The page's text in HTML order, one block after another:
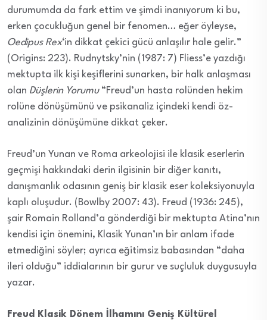
durumumda da fark ettim ve şimdi inanıyorum ki bu,
erken çocukluğun genel bir fenomen… eğer öyleyse,
Oedipus Rex‘in dikkat çekici gücü anlaşılır hale gelir.”
(Origins: 223). Rudnytsky’nin (1987: 7) Fliess’e yazdığı
mektupta ilk kişi keşiflerini sunarken, bir halk anlaşması
olan Düşlerin Yorumu“Freud’un hasta rolünden hekim
rolüne dönüşümünü ve psikanaliz içindeki kendi öz-
analizinin dönüşümüne dikkat çeker.
Freud’un Yunan ve Roma arkeolojisi ile klasik eserlerin
geçmişi hakkındaki derin ilgisinin bir diğer kanıtı,
danışmanlık odasının geniş bir klasik eser koleksiyonuyla
kaplı oluşudur. (Bowlby 2007: 43). Freud (1936: 245),
şair Romain Rolland’a gönderdiği bir mektupta Atina’nın
kendisi için önemini, Klasik Yunan’ın bir anlam ifade
etmediğini söyler; ayrıca eğitimsiz babasından “daha
ileri olduğu” iddialarının bir gurur ve suçluluk duygusuyla
yazar.
Freud Klasik Dönem İlhamını Geniş Kültürel